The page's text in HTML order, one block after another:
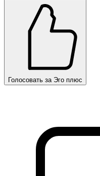
Голосовать за Эго плюс